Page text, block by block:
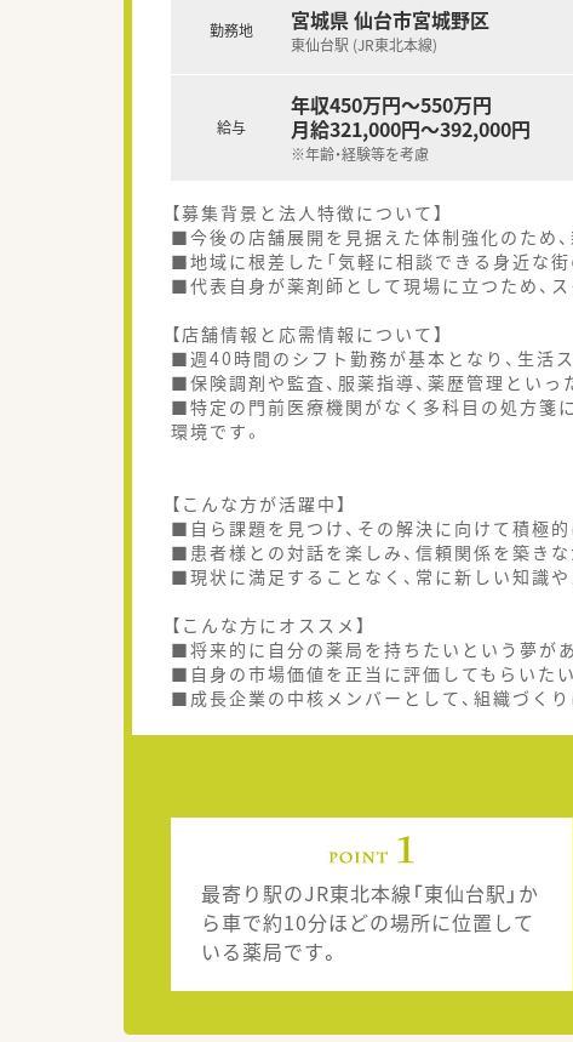
勤務地 宮城県 仙台市宮城野区
東仙台駅 (JR東北本線)
給与
年収450万円～550万円
月給321,000円～392,000円
※年齢・経験等を考慮
【募集背景と法人特徴について】
■今後の店舗展開を見据えた体制強化のため
■地域に根差した「気軽に相談できる身近な街
■代表自身が薬剤師として現場に立つため、
【店舗情報と応需情報について】
■週40時間のシフト勤務が基本となり、生活
■保険調剤や監査、服薬指導、薬歴管理とい
■特定の門前医療機関がなく多科目の処方箋
環境です。
【こんな方が活躍中】
■自ら課題を見つけ、その解決に向けて積極
■患者様との対話を楽しみ、信頼関係を築き
■現状に満足することなく、常に新しい知識
【こんな方にオススメ】
■将来的に自分の薬局を持ちたいという夢が
■自身の市場価値を正当に評価してもらいた
■成長企業の中核メンバーとして、組織づく
最寄り駅のJR東北本線「東仙台駅」か
ら車で約10分ほどの場所に位置して
いる薬局です。